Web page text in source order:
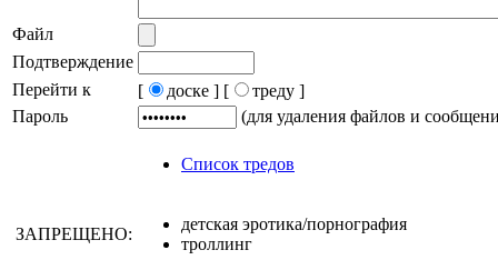
Файл
Подтверждение
Перейти к
[ доске ] [
треду ]
Пароль
(для удаления файлов и
Список тредов
ЗАПРЕЩЕНО:
детская эротика/порнография
троллинг